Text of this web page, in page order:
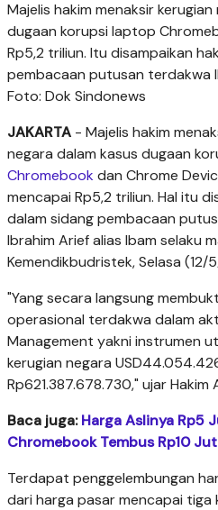
Majelis hakim menaksir
dugaan korupsi laptop
Rp5,2 triliun. Itu disampaikan
pembacaan putusan terdakwa
Foto: Dok Sindonews
JAKARTA - Majelis hakim
negara dalam kasus dugaan
Chromebook dan Chrome
mencapai Rp5,2 triliun. Hal itu
dalam sidang pembacaan
Ibrahim Arief alias Ibam selaku
Kemendikbudristek, Selasa (12/
"Yang secara langsung
operasional terdakwa dalam
Management yakni instrumen
kerugian negara
Rp621.387.678.730," ujar
Baca juga:Harga Aslinya Rp5
Chromebook Tembus Rp10
Terdapat penggelembungan
dari harga pasar mencapai tiga